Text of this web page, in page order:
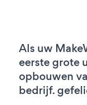
Als uw
eerste grote
opbouwen
bedrijf.